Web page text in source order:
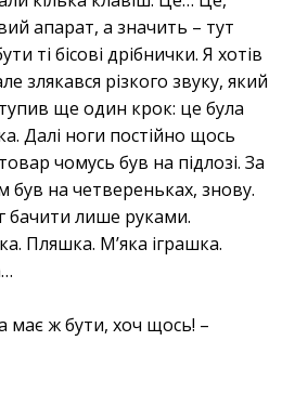
апарат, а значить – тут
ті бісові дрібнички. Я хотів
злякався різкого звуку, який
ще один крок: це була
Далі ноги постійно щось
чомусь був на підлозі. За
був на четвереньках, знову.
бачити лише руками.
Пляшка. М’яка іграшка.
ж бути, хоч щось! –